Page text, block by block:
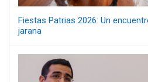
Fiestas Patrias 2026: Un
jarana